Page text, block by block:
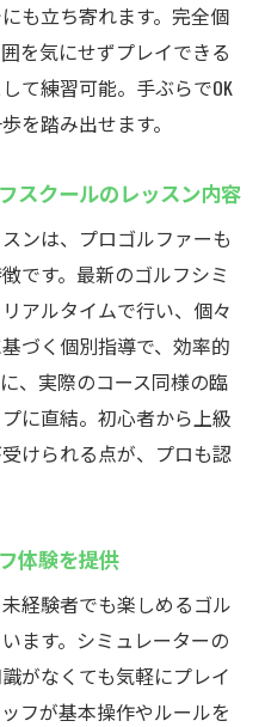
も立ち寄れます。完全個
を気にせずプレイできる
て練習可能。手ぶらでOK
を踏み出せます。
スクールのレッスン内容
ンは、プロゴルファーも
です。最新のゴルフシミ
アルタイムで行い、個々
づく個別指導で、効率的
、実際のコース同様の臨
に直結。初心者から上級
けられる点が、プロも認
体験を提供
経験者でも楽しめるゴル
ます。シミュレーターの
がなくても気軽にプレイ
フが基本操作やルールを